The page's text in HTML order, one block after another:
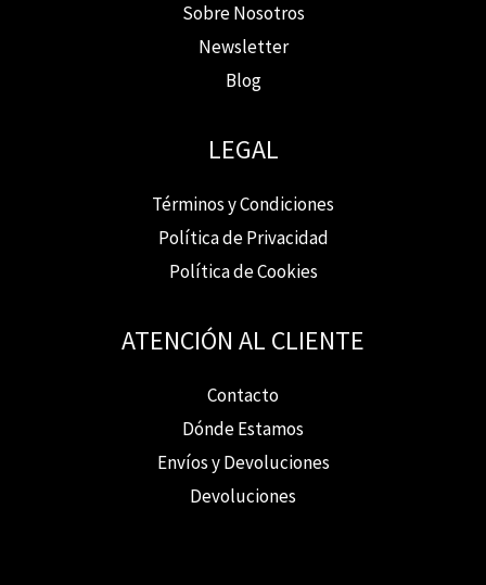
Sobre Nosotros
Newsletter
Blog
LEGAL
Términos y Condiciones
Política de Privacidad
Política de Cookies
ATENCIÓN AL CLIENTE
Contacto
Dónde Estamos
Envíos y Devoluciones
Devoluciones